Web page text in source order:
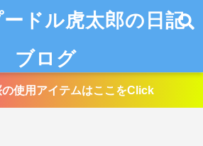
ドル虎太郎の日記
ブログ
の使用アイテムはここをClick